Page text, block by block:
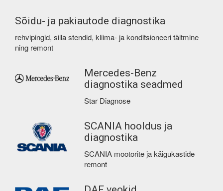
Sõidu- ja pakiautode diagnostika
rehvipingid, silla stendid, kliima- ja konditsioneeri täitmine
ning remont
Mercedes-Benz
diagnostika seadmed
Star Diagnose
SCANIA hooldus ja
diagnostika
SCANIA mootorite ja käigukastide
remont